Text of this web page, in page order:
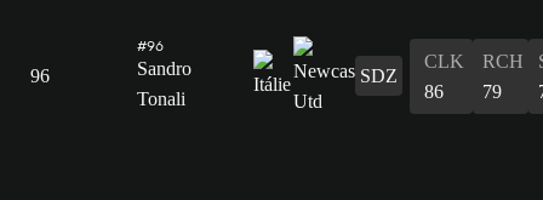
96
#96
Sandro
Tonali
SDZ
CLK
86
RCH
79